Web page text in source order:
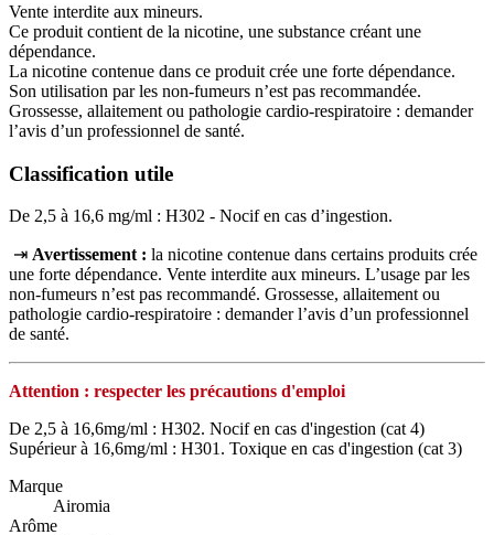
Vente interdite aux mineurs.
Ce produit contient de la nicotine, une substance créant une
dépendance.
La nicotine contenue dans ce produit crée une forte dépendance.
Son utilisation par les non-fumeurs n’est pas recommandée.
Grossesse, allaitement ou pathologie cardio-respiratoire : demander
l’avis d’un professionnel de santé.
Classification utile
De 2,5 à 16,6 mg/ml : H302 - Nocif en cas d’ingestion.
⇥ Avertissement : la nicotine contenue dans certains produits crée
une forte dépendance. Vente interdite aux mineurs. L’usage par les
non‑fumeurs n’est pas recommandé. Grossesse, allaitement ou
pathologie cardio‑respiratoire : demander l’avis d’un professionnel
de santé.
Attention : respecter les précautions d'emploi
De 2,5 à 16,6mg/ml : H302. Nocif en cas d'ingestion (cat 4)
Supérieur à 16,6mg/ml : H301. Toxique en cas d'ingestion (cat 3)
Marque
Airomia
Arôme